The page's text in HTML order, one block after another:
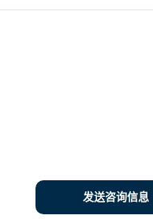
发送咨询信息